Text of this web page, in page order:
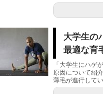
大学生の
最適な育
「大学生にハゲ
原因について紹
薄毛が進行して